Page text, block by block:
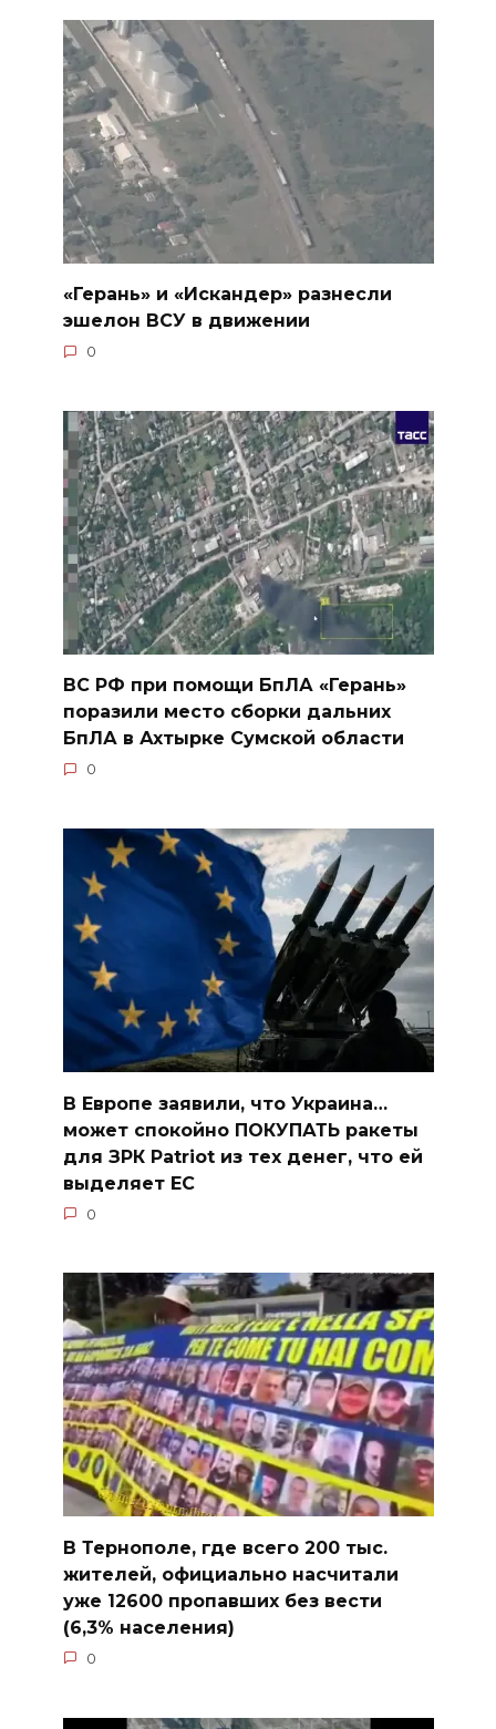
«Герань» и «Искандер» разнесли
эшелон ВСУ в движении
0
ВС РФ при помощи БпЛА «Герань»
поразили место сборки дальних
БпЛА в Ахтырке Сумской области
0
В Европе заявили, что Украина…
может спокойно ПОКУПАТЬ ракеты
для ЗРК Patriot из тех денег, что ей
выделяет ЕС
0
В Тернополе, где всего 200 тыс.
жителей, официально насчитали
уже 12600 пропавших без вести
(6,3% населения)
0